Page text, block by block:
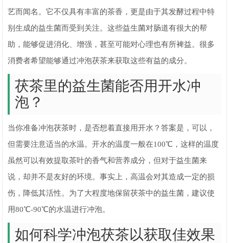
艺而闻名。它不仅具有丰富的茶香，更是由于其发酵过程中特
别生成的益生菌而受到关注。这些益生菌对肠道有很大的帮
助，能够促进消化、增强，甚至可能对心理也有所裨益。很多
消费者希望能够通过冲泡茯茶来获取这些有益的成分。
茯茶里的益生菌能否用开水冲
泡？
当你准备冲泡茯茶时，是否想着直接用开水？答案是，可以，
但需要注意适当的水温。开水的温度一般在100℃，这样的温度
虽然可以有效提取茶叶的香气和营养成分，但对于益生菌来
说，却并不是友好的环境。事实上，高温会对其造成一定的损
伤，降低其活性。为了大程度地保留茯茶中的益生菌，建议使
用80℃-90℃的水温进行冲泡。
如何科学冲泡茯茶以获取佳效果